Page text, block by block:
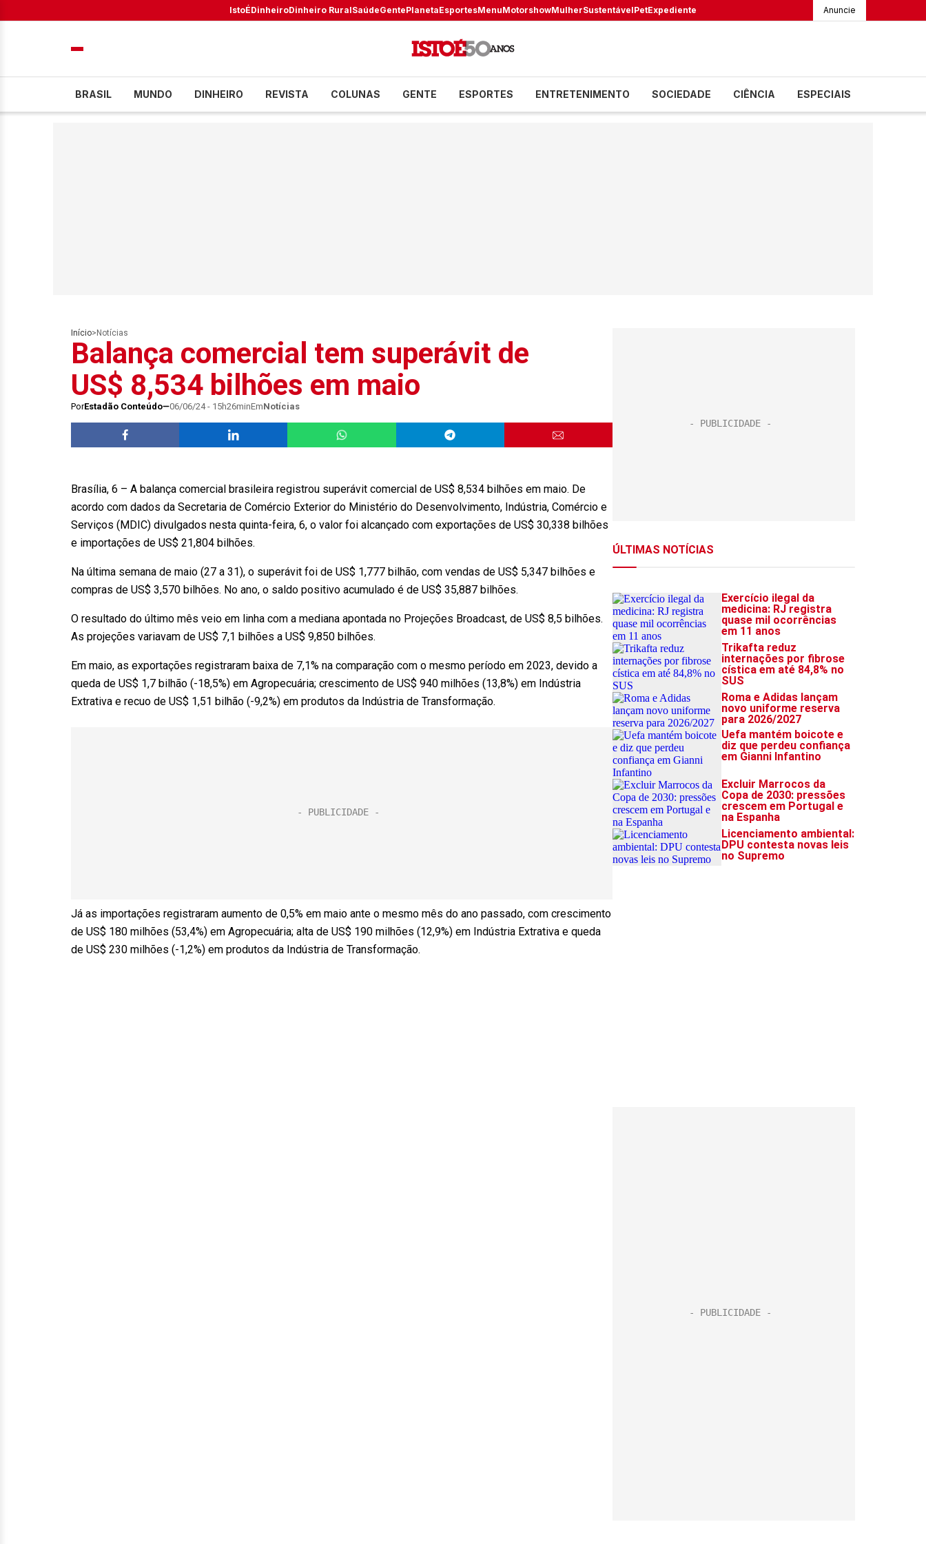
IstoÉDinheiroDinheiro RuralSaúdeGentePlanetaEsportesMenuMotorshowMulherSustentávelPetExpediente Anuncie
BRASIL MUNDO DINHEIRO REVISTA COLUNAS GENTE ESPORTES ENTRETENIMENTO SOCIEDADE CIÊNCIA ESPECIAIS
Início> Notícias
Balança comercial tem superávit de
US$ 8,534 bilhões em maio
PorEstadão Conteúdo 06/06/24 - 15h26minEmNotícias
Brasília, 6 – A balança comercial brasileira registrou superávit comercial de US$ 8,534 bilhões em maio. De
acordo com dados da Secretaria de Comércio Exterior do Ministério do Desenvolvimento, Indústria, Comércio e
Serviços (MDIC) divulgados nesta quinta-feira, 6, o valor foi alcançado com exportações de US$ 30,338 bilhões
e importações de US$ 21,804 bilhões.
Na última semana de maio (27 a 31), o superávit foi de US$ 1,777 bilhão, com vendas de US$ 5,347 bilhões e
compras de US$ 3,570 bilhões. No ano, o saldo positivo acumulado é de US$ 35,887 bilhões.
O resultado do último mês veio em linha com a mediana apontada no Projeções Broadcast, de US$ 8,5 bilhões.
As projeções variavam de US$ 7,1 bilhões a US$ 9,850 bilhões.
Em maio, as exportações registraram baixa de 7,1% na comparação com o mesmo período em 2023, devido a
queda de US$ 1,7 bilhão (-18,5%) em Agropecuária; crescimento de US$ 940 milhões (13,8%) em Indústria
Extrativa e recuo de US$ 1,51 bilhão (-9,2%) em produtos da Indústria de Transformação.
Já as importações registraram aumento de 0,5% em maio ante o mesmo mês do ano passado, com crescimento
de US$ 180 milhões (53,4%) em Agropecuária; alta de US$ 190 milhões (12,9%) em Indústria Extrativa e queda
de US$ 230 milhões (-1,2%) em produtos da Indústria de Transformação.